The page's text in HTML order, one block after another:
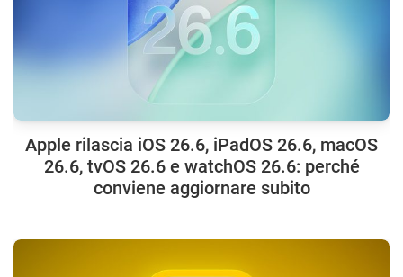
Apple rilascia iOS 26.6, iPadOS 26.6, macOS
26.6, tvOS 26.6 e watchOS 26.6: perché
conviene aggiornare subito